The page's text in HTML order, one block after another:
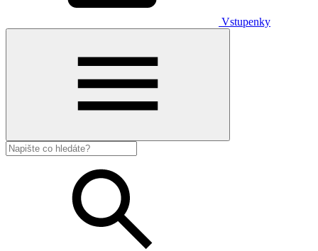
Vstupenky